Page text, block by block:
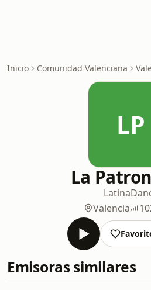
Inicio Comunidad Valenciana
LP
La
Latina
Valencia
Emisoras similares